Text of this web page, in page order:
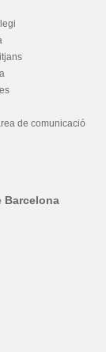
de comunicació
Barcelona